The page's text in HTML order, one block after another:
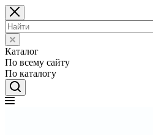
Каталог
По всему сайту
По каталогу